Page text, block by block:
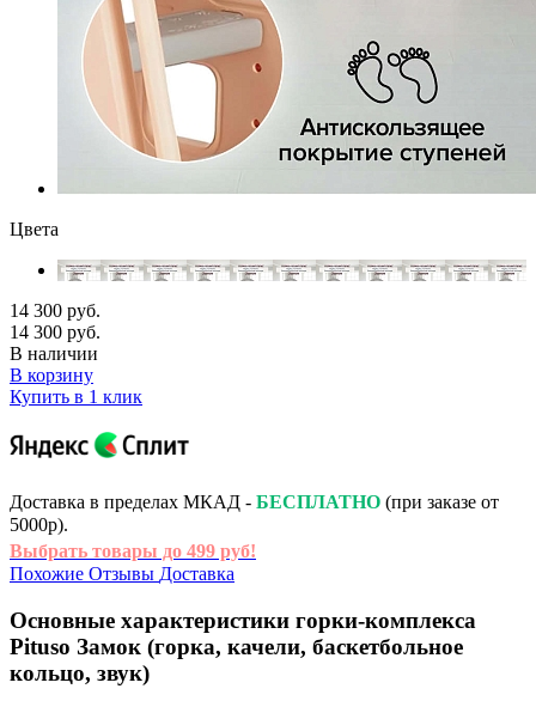
Цвета
14 300 руб.
14 300 руб.
В наличии
В корзину
Купить в 1 клик
Доставка в пределах МКАД - БЕСПЛАТНО (при заказе от
5000р).
Выбрать товары до 499 руб!
Похожие Отзывы Доставка
Основные характеристики горки‑комплекса
Pituso Замок (горка, качели, баскетбольное
кольцо, звук)